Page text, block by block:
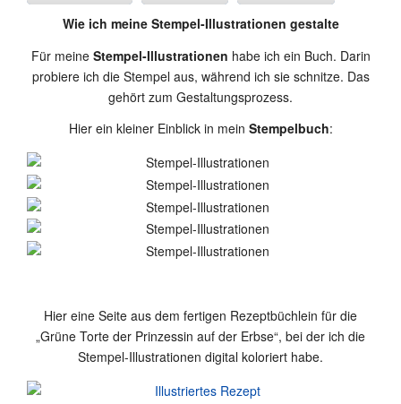
Wie ich meine Stempel-Illustrationen gestalte
Für meine Stempel-Illustrationen habe ich ein Buch. Darin
probiere ich die Stempel aus, während ich sie schnitze. Das
gehört zum Gestaltungsprozess.
Hier ein kleiner Einblick in mein Stempelbuch:
Hier eine Seite aus dem fertigen Rezeptbüchlein für die
„Grüne Torte der Prinzessin auf der Erbse“, bei der ich die
Stempel-Illustrationen digital koloriert habe.